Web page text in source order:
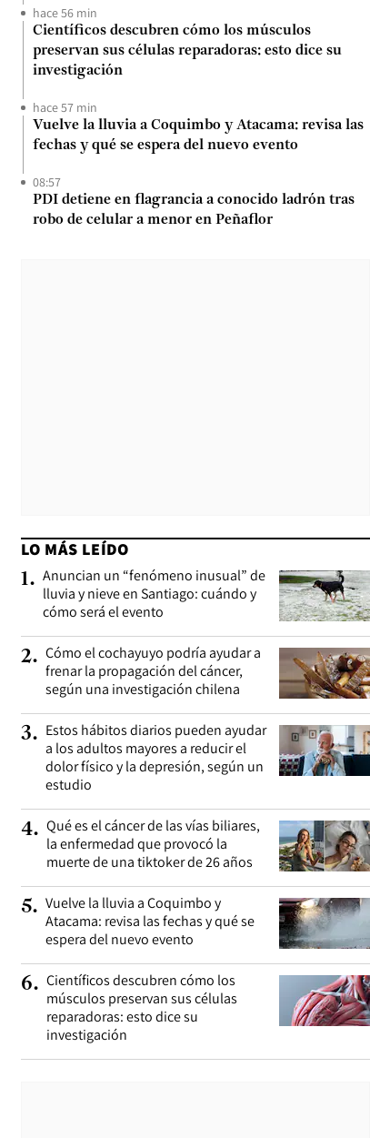
hace 56 min
Científicos descubren cómo los músculos
preservan sus células reparadoras: esto dice su
investigación
hace 57 min
Vuelve la lluvia a Coquimbo y Atacama: revisa las
fechas y qué se espera del nuevo evento
08:57
PDI detiene en flagrancia a conocido ladrón tras
robo de celular a menor en Peñaflor
LO MÁS LEÍDO
1. Anuncian un “fenómeno inusual” de
lluvia y nieve en Santiago: cuándo y
cómo será el evento
2. Cómo el cochayuyo podría ayudar a
frenar la propagación del cáncer,
según una investigación chilena
3. Estos hábitos diarios pueden ayudar
a los adultos mayores a reducir el
dolor físico y la depresión, según un
estudio
4. Qué es el cáncer de las vías biliares,
la enfermedad que provocó la
muerte de una tiktoker de 26 años
5. Vuelve la lluvia a Coquimbo y
Atacama: revisa las fechas y qué se
espera del nuevo evento
6. Científicos descubren cómo los
músculos preservan sus células
reparadoras: esto dice su
investigación